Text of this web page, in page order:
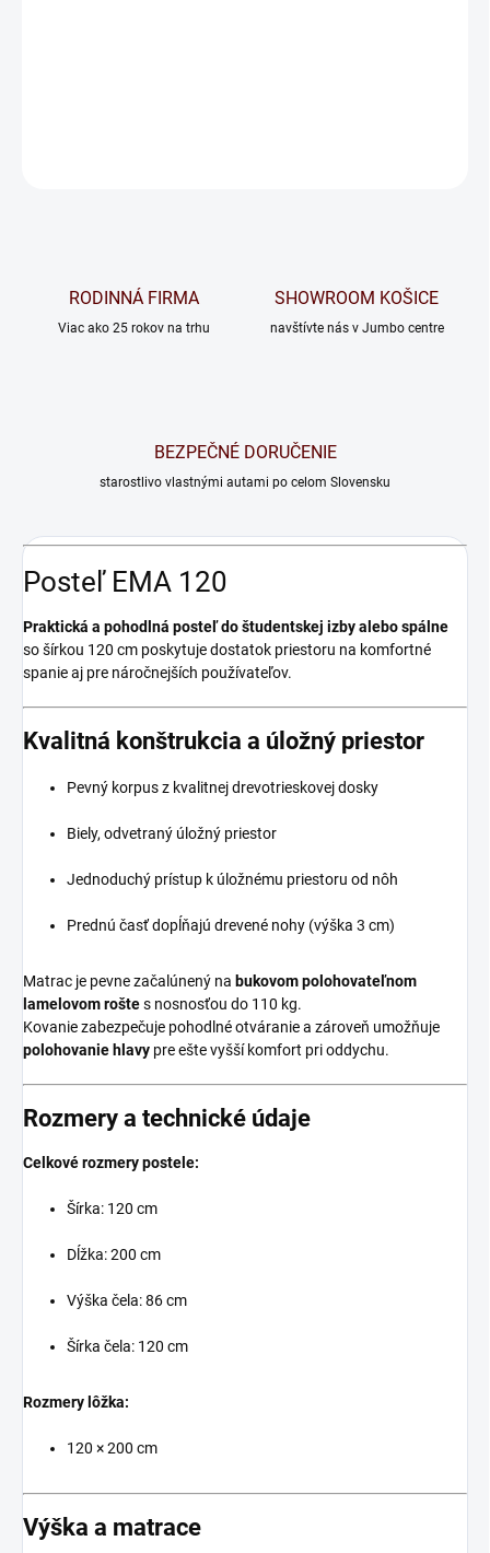
RODINNÁ FIRMA
Viac ako 25 rokov na trhu
SHOWROOM KOŠICE
navštívte nás v Jumbo centre
BEZPEČNÉ DORUČENIE
starostlivo vlastnými autami po celom Slovensku
Posteľ EMA 120
Praktická a pohodlná posteľ do študentskej izby alebo spálne
so šírkou 120 cm poskytuje dostatok priestoru na komfortné
spanie aj pre náročnejších používateľov.
Kvalitná konštrukcia a úložný priestor
Pevný korpus z kvalitnej drevotrieskovej dosky
Biely, odvetraný úložný priestor
Jednoduchý prístup k úložnému priestoru od nôh
Prednú časť dopĺňajú drevené nohy (výška 3 cm)
Matrac je pevne začalúnený na bukovom polohovateľnom
lamelovom roštes nosnosťou do 110 kg.
Kovanie zabezpečuje pohodlné otváranie a zároveň umožňuje
polohovanie hlavy pre ešte vyšší komfort pri oddychu.
Rozmery a technické údaje
Celkové rozmery postele:
Šírka: 120 cm
Dĺžka: 200 cm
Výška čela: 86 cm
Šírka čela: 120 cm
Rozmery lôžka:
120 × 200 cm
Výška a matrace